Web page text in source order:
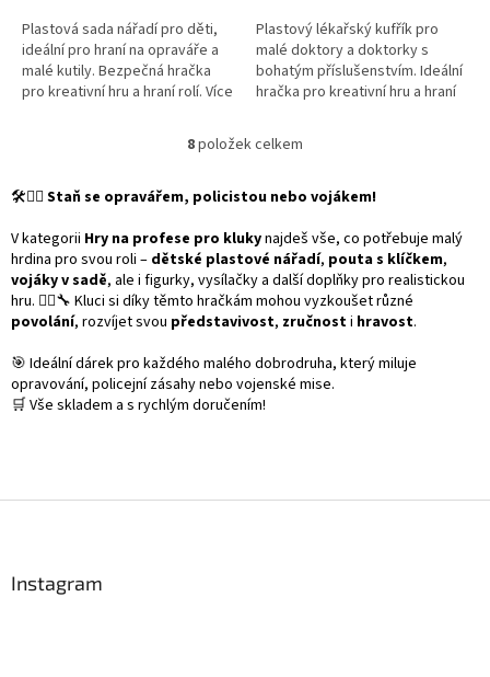
5
hvězdiček.
Plastová sada nářadí pro děti,
ideální pro hraní na opraváře a
malé kutily. Bezpečná hračka
pro kreativní hru a hraní rolí. Více
5
hvězdiček.
Plastový lékařský kufřík pro
malé doktory a doktorky s
bohatým příslušenstvím. Ideální
hračka pro kreativní hru a hraní
O
l
d
a
c
í
p
v
k
y
s
8položek celkem
🛠️👮‍♂️ Staň se opravářem, policistou nebo vojákem!
V kategorii Hry na profese pro klukynajdeš vše, co potřebuje malý
hrdina pro svou roli – dětské plastové nářadí, pouta s klíčkem,
vojáky v sadě, ale i figurky, vysílačky a další doplňky pro realistickou
hru. 👷‍♂️🔧 Kluci si díky těmto hračkám mohou vyzkoušet různé
povolání, rozvíjet svou představivost, zručnosti hravost.
🎯 Ideální dárek pro každého malého dobrodruha, který miluje
opravování, policejní zásahy nebo vojenské mise.
🛒 Vše skladem a s rychlým doručením!
Instagram